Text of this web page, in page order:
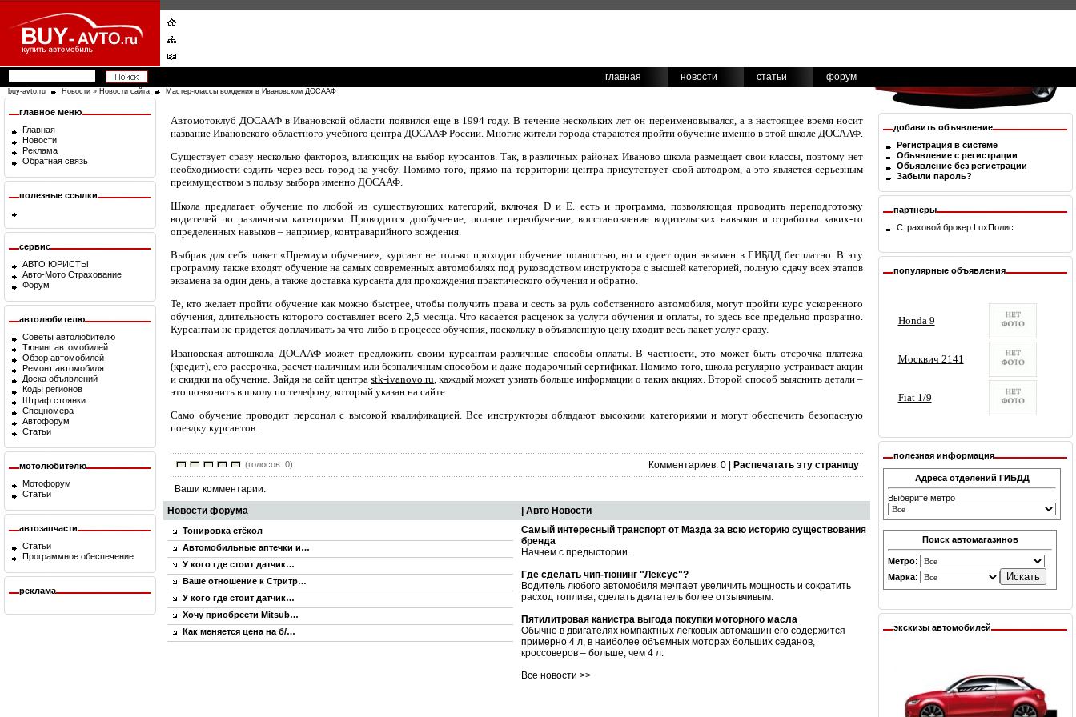
главная новости статьи форум
buy-avto.ru Новости » Новости сайта Мастер-классы вождения в Ивановском ДОСААФ
главное меню
Главная
Новости
Реклама
Обратная связь
полезные ссылки
сервис
АВТО ЮРИСТЫ
Авто-Мото Страхование
Форум
автолюбителю
Советы автолюбителю
Тюнинг автомобилей
Обзор автомобилей
Ремонт автомобиля
Доска объявлений
Коды регионов
Штраф стоянки
Спецномера
Автофорум
Статьи
мотолюбителю
Мотофорум
Статьи
автозапчасти
Статьи
Программное обеспечение
реклама
Автомотоклуб ДОСААФ в Ивановской области появился еще в 1994 году. В течение нескольких лет он переименовывался, а в настоящее время носит
название Ивановского областного учебного центра ДОСААФ России. Многие жители города стараются пройти обучение именно в этой школе ДОСААФ.
Существует сразу несколько факторов, влияющих на выбор курсантов. Так, в различных районах Иваново школа размещает свои классы, поэтому нет
необходимости ездить через весь город на учебу. Помимо того, прямо на территории центра присутствует свой автодром, а это является серьезным
преимуществом в пользу выбора именно ДОСААФ.
Школа предлагает обучение по любой из существующих категорий, включая D и Е. есть и программа, позволяющая проводить переподготовку
водителей по различным категориям. Проводится дообучение, полное переобучение, восстановление водительских навыков и отработка каких-то
определенных навыков – например, контраварийного вождения.
Выбрав для себя пакет «Премиум обучение», курсант не только проходит обучение полностью, но и сдает один экзамен в ГИБДД бесплатно. В эту
программу также входят обучение на самых современных автомобилях под руководством инструктора с высшей категорией, полную сдачу всех этапов
экзамена за один день, а также доставка курсанта для прохождения практического обучения и обратно.
Те, кто желает пройти обучение как можно быстрее, чтобы получить права и сесть за руль собственного автомобиля, могут пройти курс ускоренного
обучения, длительность которого составляет всего 2,5 месяца. Что касается расценок за услуги обучения и оплаты, то здесь все предельно прозрачно.
Курсантам не придется доплачивать за что-либо в процессе обучения, поскольку в объявленную цену входит весь пакет услуг сразу.
Ивановская автошкола ДОСААФ может предложить своим курсантам различные способы оплаты. В частности, это может быть отсрочка платежа
(кредит), его рассрочка, расчет наличным или безналичным способом и даже подарочный сертификат. Помимо того, школа регулярно устраивает акции
и скидки на обучение. Зайдя на сайт центраstk-ivanovo.ru , каждый может узнать больше информации о таких акциях. Второй способ выяснить детали –
это позвонить в школу по телефону, который указан на сайте.
Само обучение проводит персонал с высокой квалификацией. Все инструкторы обладают высокими категориями и могут обеспечить безопасную
поездку курсантов.
(голосов: 0) Комментариев: 0 | Распечатать эту страницу
Ваши комментарии:
Новости форума
| Авто Новости
Тонировка стёкол
Автомобильные аптечки и…
У кого где стоит датчик…
Ваше отношение к Стритр…
У кого где стоит датчик…
Хочу приобрести Mitsub…
Как меняется цена на б/…
Самый интересный транспорт от Мазда за всю историю существования
бренда
Начнем с предыстории.
Где сделать чип-тюнинг "Лексус"?
Водитель любого автомобиля мечтает увеличить мощность и сократить
расход топлива, сделать двигатель более отзывчивым.
Пятилитровая канистра выгода покупки моторного масла
Обычно в двигателях компактных легковых автомашин его содержится
примерно 4 л, в наиболее объемных моторах больших седанов,
кроссоверов – больше, чем 4 л.
Все новости >>
добавить объявление
Регистрация в системе
Обьявление с регистрации
Обьявление без регистрации
Забыли пароль?
партнеры
Страховой брокер LuxПолис
популярные объявления
полезная информация
Адреса отделений ГИБДД
Выберите метро
Поиск автомагазинов
Метро:
Марка:
экскизы автомобилей